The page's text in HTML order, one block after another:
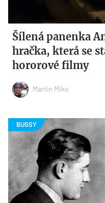
Šílená panenka
hračka, která se
hororové filmy
Martin Miko